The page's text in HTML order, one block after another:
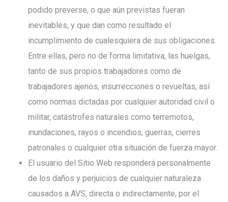
podido preverse, o que aún previstas fueran
inevitables, y que dan como resultado el
incumplimiento de cualesquiera de sus obligaciones.
Entre ellas, pero no de forma limitativa, las huelgas,
tanto de sus propios trabajadores como de
trabajadores ajenos, insurrecciones o revueltas, así
como normas dictadas por cualquier autoridad civil o
militar, catástrofes naturales como terremotos,
inundaciones, rayos o incendios, guerras, cierres
patronales o cualquier otra situación de fuerza mayor.
El usuario del Sitio Web responderá personalmente
de los daños y perjuicios de cualquier naturaleza
causados a AVS, directa o indirectamente, por el